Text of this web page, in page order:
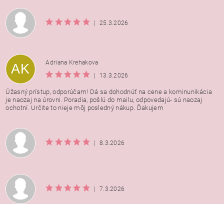
25.3.2026
AK
Adriana Krehakova
13.3.2026
Úžasný prístup, odporúčam! Dá sa dohodnúť na cene a kominunikácia
je naozaj na úrovni. Poradia, pošlú do mailu, odpovedajú- sú naozaj
ochotní. Určite to nieje môj posledný nákup. Ďakujem
8.3.2026
7.3.2026